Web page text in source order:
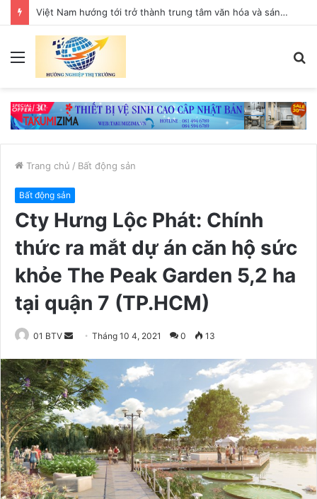
Việt Nam hướng tới trở thành trung tâm văn hóa và sáng tạo hàng đầu khu vực
Trang chủ / Bất động sản
Bất động sản
Cty Hưng Lộc Phát: Chính
thức ra mắt dự án căn hộ sức
khỏe The Peak Garden 5,2 ha
tại quận 7 (TP.HCM)
01 BTV
n
d
a
n
e
m
a
i
Tháng 10 4, 2021 0 13